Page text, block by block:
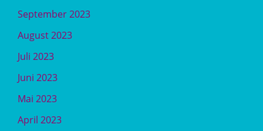
September 2023
August 2023
Juli 2023
Juni 2023
Mai 2023
April 2023